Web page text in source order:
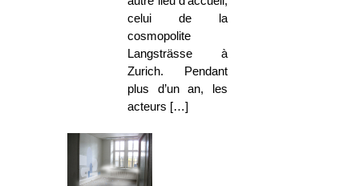
celui de la
cosmopolite
Langsträsse à
Zurich. Pendant
plus d’un an, les
acteurs […]